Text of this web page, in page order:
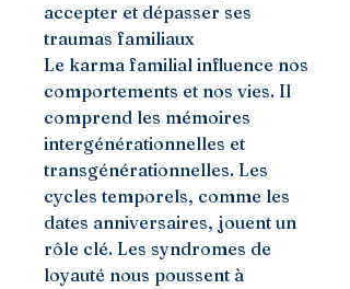
accepter et dépasser ses
traumas familiaux
Le karma familial influence nos
comportements et nos vies. Il
comprend les mémoires
intergénérationnelles et
transgénérationnelles. Les
cycles temporels, comme les
dates anniversaires, jouent un
rôle clé. Les syndromes de
loyauté nous poussent à